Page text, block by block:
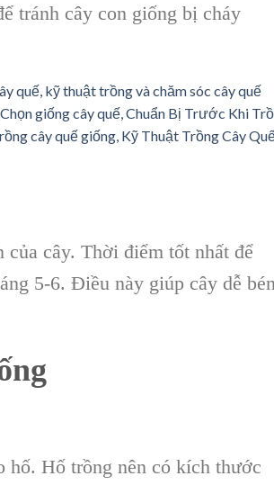
tránh cây con giống bị cháy
cây. Thời điểm tốt nhất để
5-6. Điều này giúp cây dễ
hố. Hố trồng nên có kích thước